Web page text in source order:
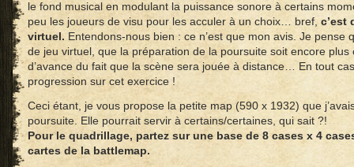
le fond musical en modulant la puissance sonore à certains
peu les joueurs de visu pour les acculer à un choix… bref,c’est
virtuel. Entendons-nous bien : ce n’est que mon avis. Je pense
de jeu virtuel, que la préparation de la poursuite soit encore
d’avance du fait que la scène sera jouée à distance… En tout
progression sur cet exercice !
Ceci étant, je vous propose la petite map (590 x 1932) que
poursuite. Elle pourrait servir à certains/certaines, qui sait ?!
Pour le quadrillage, partez sur une base de 8 cases x 4
cartes de la battlemap.